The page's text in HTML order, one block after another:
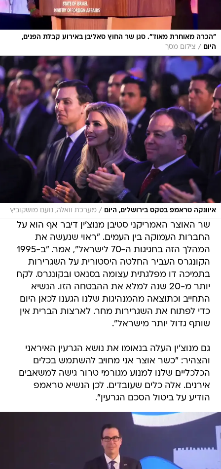
"הכרה מאוחרת מאוד". סגן שר החוץ סאליבן באירוע קבלת הפנים,
היום
/ צילום מסך
איוונקה טראמפ בטקס בירושלים, היום / מערכת וואלה, נועם מושקוביץ
שר האוצר האמריקני סטיבן מנוצ'ין דיבר אף הוא על
החברות העמוקה בין העמים. "ראוי שנעשה את
המהלך הזה בחגיגות ה-70 לישראל", אמר. "ב-1995
הקונגרס העביר החלטה היסטורית על השגרירות
בתמיכה דו מפלגתית עצומה בסנאט ובקונגרס. לקח
יותר מ-20 שנה למלא את ההבטחה הזו. הנשיא
התחייב וכתוצאה מהמנהיגות שלנו הגענו לכאן היום
כדי לפתוח את השגרירות מחר. לארצות הברית אין
שותף גדול יותר מישראל".
גם מנוצ'ין העלה בנאומו את נושא הגרעין האיראני
והצהיר: "כשר אוצר אני מחויב להשתמש בכלים
הכלכליים שלנו למנוע מגורמי טרור גישה למשאבים
אירנים. אלה כלים שעובדים. לכן הנשיא טראמפ
הודיע על ביטול הסכם הגרעין".